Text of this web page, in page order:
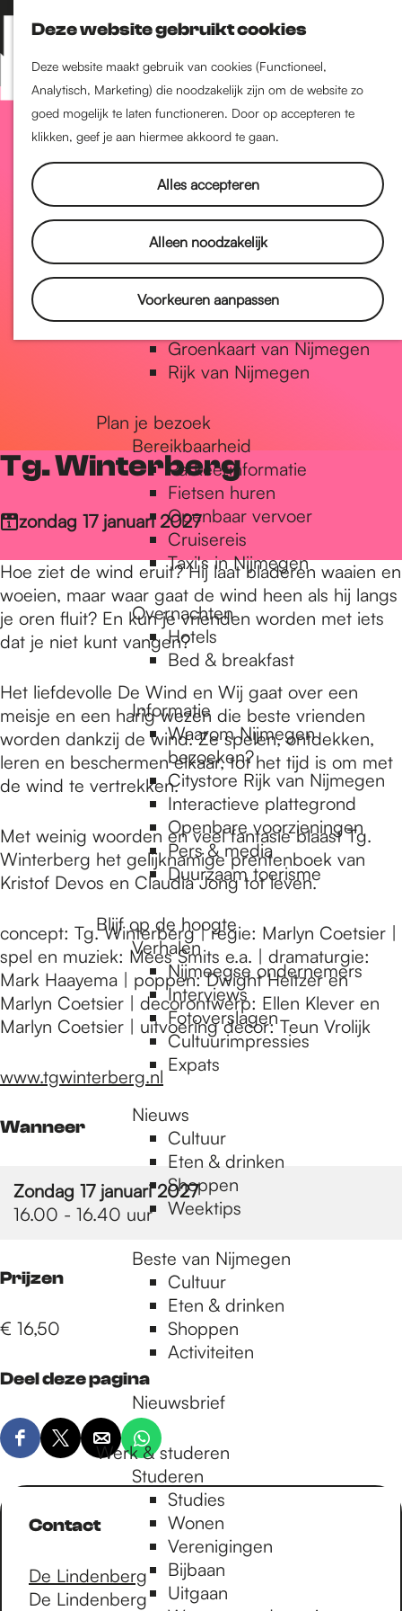
Deze website gebruikt cookies
Deze website maakt gebruik van cookies (Functioneel,
Analytisch, Marketing) die noodzakelijk zijn om de website zo
goed mogelijk te laten functioneren. Door op accepteren te
klikken, geef je aan hiermee akkoord te gaan.
Alles accepteren
Alleen noodzakelijk
Voorkeuren aanpassen
Z
o
e
k
e
K
a
a
r
t
M
e
n
Nijmegen-Nieuw-West
Nijmegen-Oud-West
Dukenburg
Lindenholt
Historie
De oudste stad van
Nederland
Historische tijdlijn
Romeinse Limes
Vrede van Nijmegen Penning
Natuur in Nijmegen
Groenkaart van Nijmegen
Rijk van Nijmegen
Plan je bezoek
Bereikbaarheid
Parkeerinformatie
Fietsen huren
Openbaar vervoer
Cruisereis
Taxi's in Nijmegen
Overnachten
Hotels
Bed & breakfast
Informatie
Waarom Nijmegen
bezoeken?
Citystore Rijk van Nijmegen
Interactieve plattegrond
Openbare voorzieningen
Pers & media
Duurzaam toerisme
Blijf op de hoogte
Verhalen
Nijmeegse ondernemers
Interviews
Fotoverslagen
Cultuurimpressies
Expats
Nieuws
Cultuur
Eten & drinken
Shoppen
Weektips
Beste van Nijmegen
Cultuur
Eten & drinken
Shoppen
Activiteiten
Nieuwsbrief
Werk & studeren
Studeren
Studies
Wonen
Verenigingen
Bijbaan
Uitgaan
Tg. Winterberg
zondag 17 januari 2027
Hoe ziet de wind eruit? Hij laat bladeren waaien en
woeien, maar waar gaat de wind heen als hij langs
je oren fluit? En kun je vrienden worden met iets
dat je niet kunt vangen?
Het liefdevolle De Wind en Wij gaat over een
meisje en een harig wezen die beste vrienden
worden dankzij de wind. Ze spelen, ontdekken,
leren en beschermen elkaar, tot het tijd is om met
de wind te vertrekken.
Met weinig woorden en veel fantasie blaast Tg.
Winterberg het gelijknamige prentenboek van
Kristof Devos en Claudia Jong tot leven.
concept: Tg. Winterberg | regie: Marlyn Coetsier |
spel en muziek: Mees Smits e.a. | dramaturgie:
Mark Haayema | poppen: Dwight Heitzer en
Marlyn Coetsier | decorontwerp: Ellen Klever en
Marlyn Coetsier | uitvoering decor: Teun Vrolijk
www.tgwinterberg.nl
Wanneer
Zondag 17 januari 2027
16.00 - 16.40 uur
Prijzen
€ 16,50
Deel deze pagina
D
e
D
e
l
e
z
D
e
l
z
D
e
e
d
z
Contact
De Lindenberg
De Lindenberg